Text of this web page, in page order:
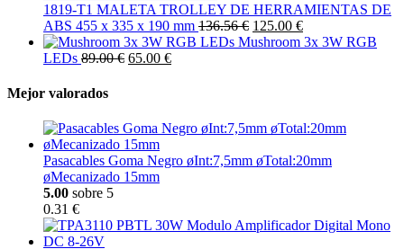
1819-T1 MALETA TROLLEY DE HERRAMIENTAS DE
ABS 455 x 335 x 190 mm 136.56 € 125.00 €
Mushroom 3x 3W RGB
LEDs 89.00 € 65.00 €
Mejor valorados
Pasacables Goma Negro øInt:7,5mm øTotal:20mm
øMecanizado 15mm
5.00 sobre 5
0.31 €